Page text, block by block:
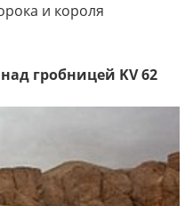
и короля
гробницей KV 62